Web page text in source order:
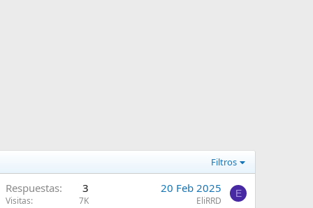
Filtros
Respuestas 3
Visitas 7K
20 Feb 2025
EliRRD
E